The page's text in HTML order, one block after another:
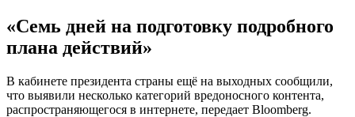
«Семь дней на подготовку подробного
плана действий»
В кабинете президента страны ещё на выходных сообщили,
что выявили несколько категорий вредоносного контента,
распространяющегося в интернете, передает Bloomberg.